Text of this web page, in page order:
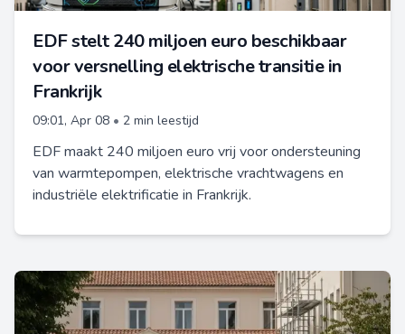
EDF stelt 240 miljoen euro beschikbaar
voor versnelling elektrische transitie in
Frankrijk
09:01, Apr 08 • 2 min leestijd
EDF maakt 240 miljoen euro vrij voor ondersteuning
van warmtepompen, elektrische vrachtwagens en
industriële elektrificatie in Frankrijk.